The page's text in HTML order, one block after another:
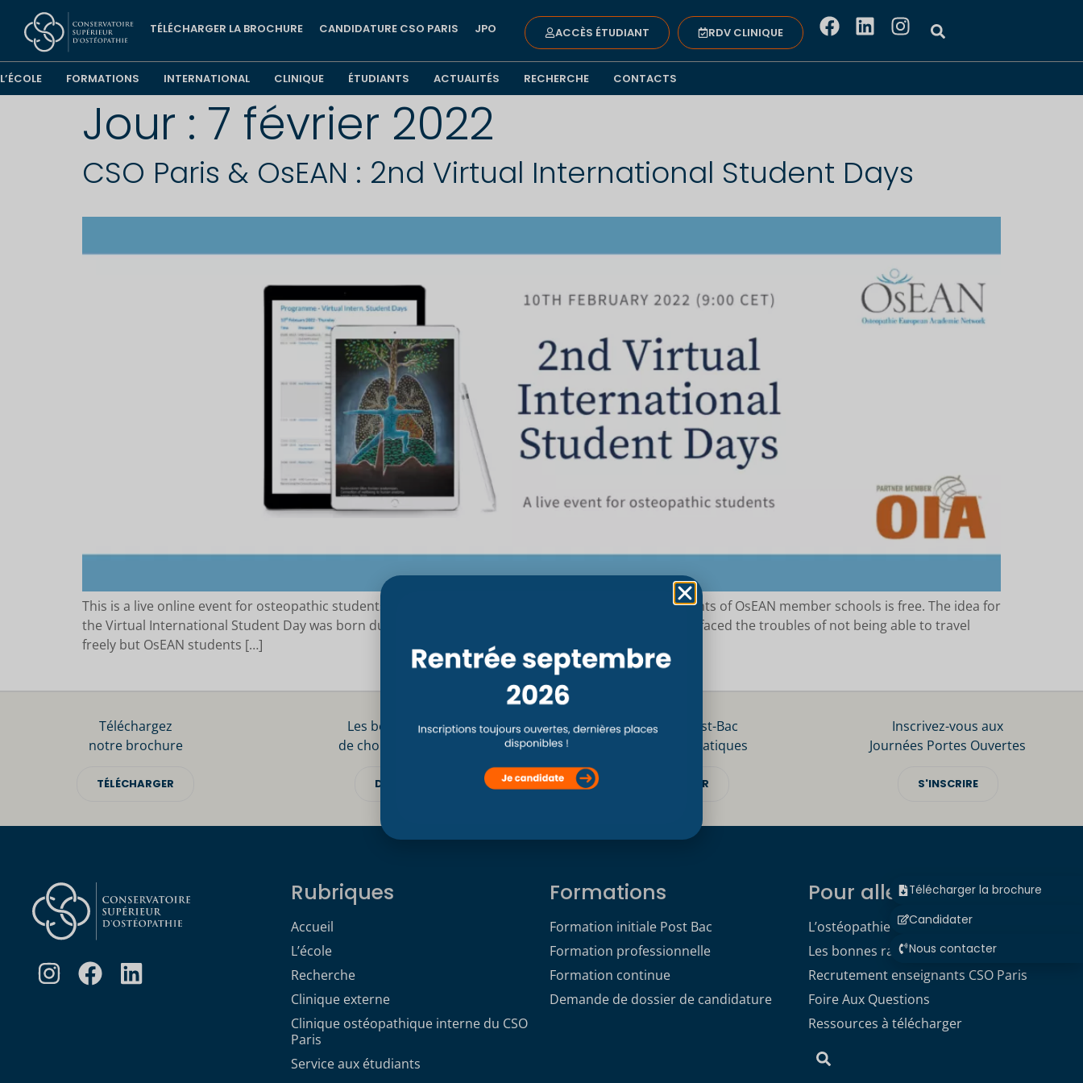
TÉLÉCHARGER LA BROCHURE CANDIDATURE CSO PARIS JPO ACCÈS ÉTUDIANT RDV CLINIQUE
Télécharger la brochure
Candidater
Nous contacter
L’ÉCOLE FORMATIONS INTERNATIONAL CLINIQUE ÉTUDIANTS ACTUALITÉS RECHERCHE CONTACTS
Jour : 7 février 2022
CSO Paris & OsEAN : 2nd Virtual International Student Days
This is a live online event for osteopathic students from all over the world. The participation for students of OsEAN member schools is free. The idea for
the Virtual International Student Day was born during the beginning of the pandemic when humanity faced the troubles of not being able to travel
freely but OsEAN students […]
Téléchargez
notre brochure
TÉLÉCHARGER
Les bonnes raisons
de choisir le CSO Paris
DÉCOUVRIR
Inscription Post-Bac
Informations pratiques
DÉCOUVRIR
Inscrivez-vous aux
Journées Portes Ouvertes
S'INSCRIRE
Rubriques
Accueil
L’école
Recherche
Clinique externe
Clinique ostéopathique interne du CSO
Paris
Service aux étudiants
Formations
Formation initiale Post Bac
Formation professionnelle
Formation continue
Demande de dossier de candidature
Pour aller plus loin
L’ostéopathie
Les bonnes raisons de choisir le CSO
Recrutement enseignants CSO Paris
Foire Aux Questions
Ressources à télécharger